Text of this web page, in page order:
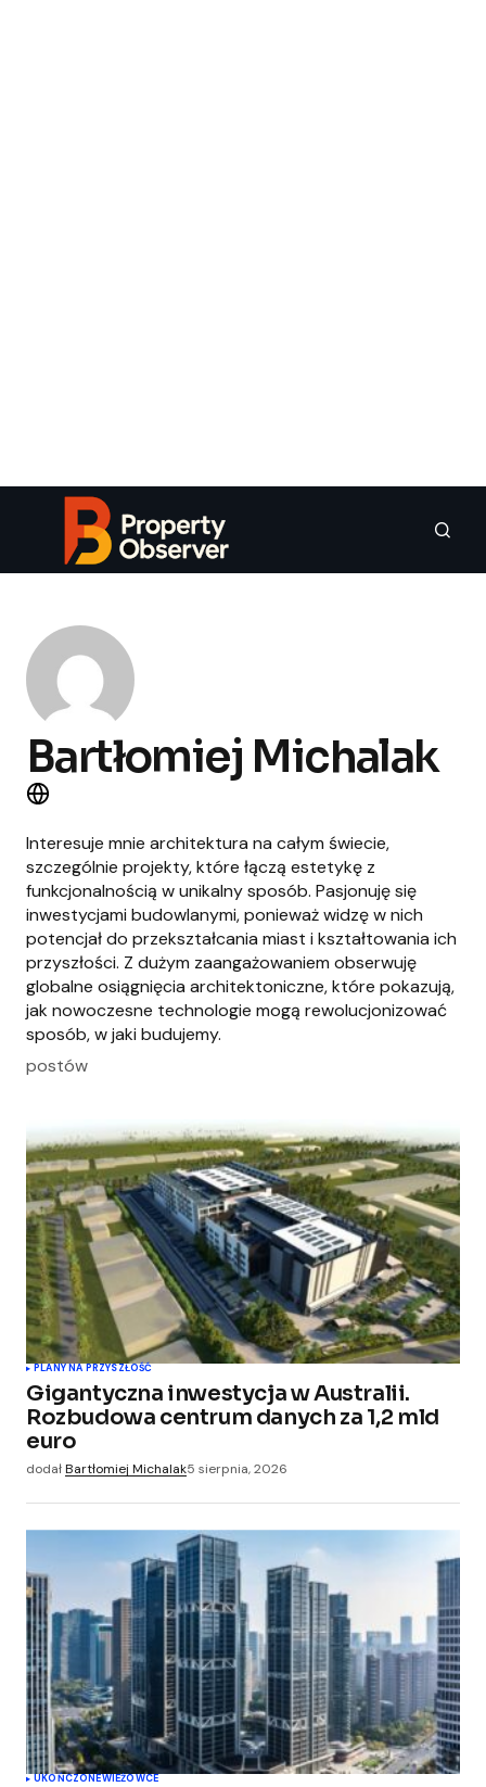
Bartłomiej Michalak
Interesuje mnie architektura na całym świecie,
szczególnie projekty, które łączą estetykę z
funkcjonalnością w unikalny sposób. Pasjonuję się
inwestycjami budowlanymi, ponieważ widzę w nich
potencjał do przekształcania miast i kształtowania ich
przyszłości. Z dużym zaangażowaniem obserwuję
globalne osiągnięcia architektoniczne, które pokazują,
jak nowoczesne technologie mogą rewolucjonizować
sposób, w jaki budujemy.
postów
PLANY NA PRZYSZŁOŚĆ
Gigantyczna inwestycja w Australii.
Rozbudowa centrum danych za 1,2 mld
euro
dodałBartłomiej Michalak5 sierpnia, 2026
UKOŃCZONEWIEŻOWCE